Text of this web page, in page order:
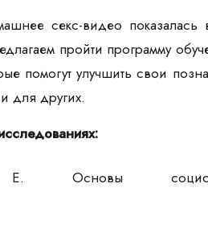
секс-видео
пройти программу
помогут улучшить свои
для других.
Е. Основы